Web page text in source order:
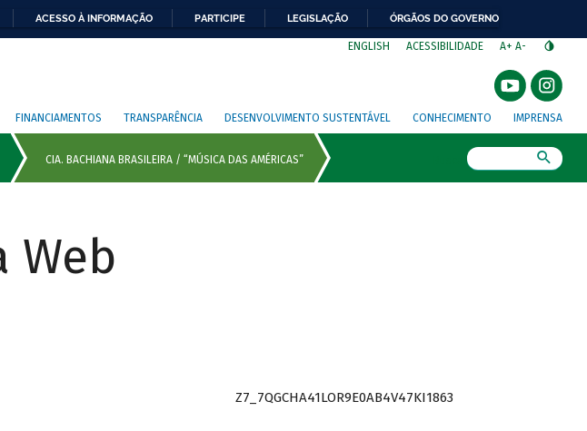
ACESSO À INFORMAÇÃO PARTICIPE LEGISLAÇÃO ÓRGÃOS DO GOVERNO
ENGLISH ACESSIBILIDADE A+ A-
FINANCIAMENTOS TRANSPARÊNCIA DESENVOLVIMENTO SUSTENTÁVEL CONHECIMENTO IMPRENSA
Web
Z7_7QGCHA41LOR9E0AB4V47KI1863